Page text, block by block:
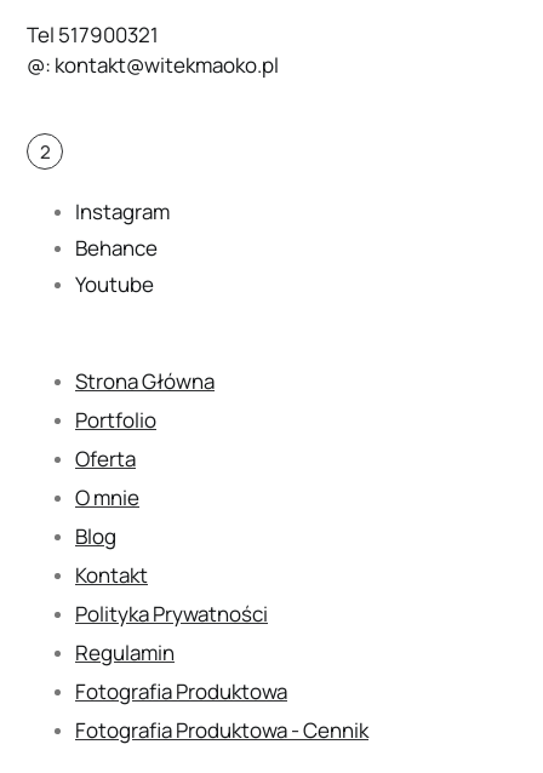
Tel 517900321
@: kontakt@witekmaoko.pl
2
Instagram
Behance
Youtube
Strona Główna
Portfolio
Oferta
O mnie
Blog
Kontakt
Polityka Prywatności
Regulamin
Fotografia Produktowa
Fotografia Produktowa - Cennik